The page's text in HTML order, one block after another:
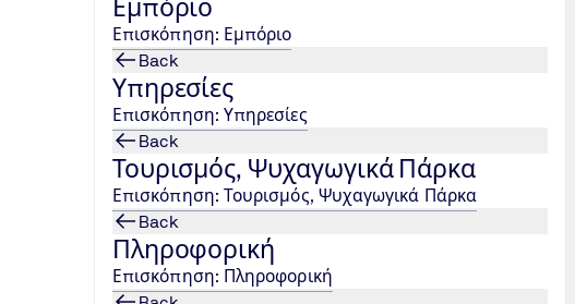
Εμπόριο
Επισκόπηση: Εμπόριο
Back
Υπηρεσίες
Επισκόπηση: Υπηρεσίες
Back
Τουρισμός, Ψυχαγωγικά Πάρκα
Επισκόπηση: Τουρισμός, Ψυχαγωγικά Πάρκα
Back
Πληροφορική
Επισκόπηση: Πληροφορική